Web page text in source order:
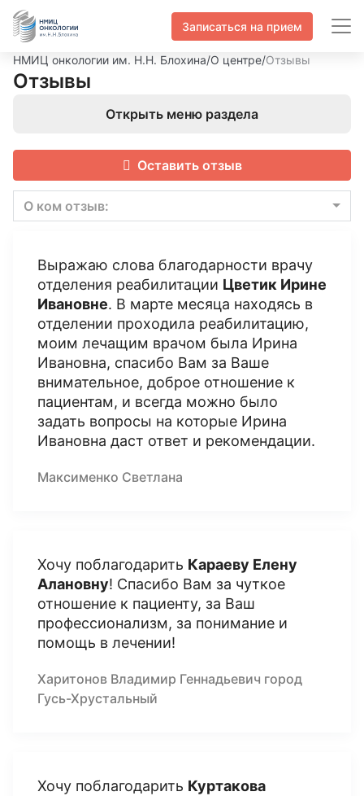
Записаться на прием
НМИЦ онкологии им. Н.Н. Блохина/О центре/Отзывы
Отзывы
Открыть меню раздела
Оставить отзыв
О ком отзыв:
Выражаю слова благодарности врачу
отделения реабилитации Цветик Ирине
Ивановне. В марте месяца находясь в
отделении проходила реабилитацию,
моим лечащим врачом была Ирина
Ивановна, спасибо Вам за Ваше
внимательное, доброе отношение к
пациентам, и всегда можно было
задать вопросы на которые Ирина
Ивановна даст ответ и рекомендации.
Максименко Светлана
Хочу поблагодарить Караеву Елену
Алановну! Спасибо Вам за чуткое
отношение к пациенту, за Ваш
профессионализм, за понимание и
помощь в лечении!
Харитонов Владимир Геннадьевич город
Гусь-Хрустальный
Хочу поблагодарить Куртакова